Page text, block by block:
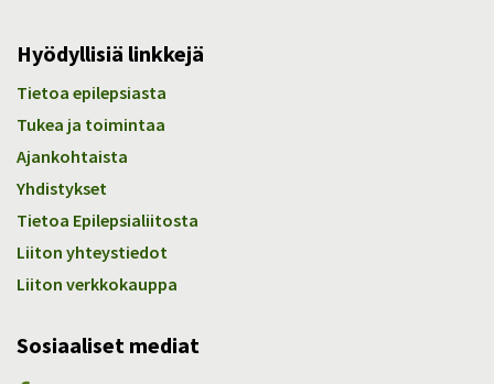
Hyödyllisiä linkkejä
Tietoa epilepsiasta
Tukea ja toimintaa
Ajankohtaista
Yhdistykset
Tietoa Epilepsialiitosta
Liiton yhteystiedot
Liiton verkkokauppa
Sosiaaliset mediat